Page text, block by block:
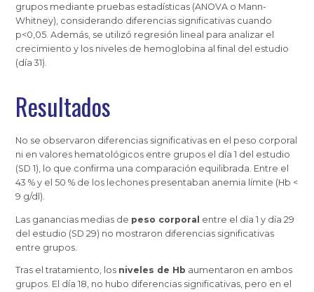
grupos mediante pruebas estadísticas (ANOVA o Mann-
Whitney), considerando diferencias significativas cuando
p<0,05. Además, se utilizó regresión lineal para analizar el
crecimiento y los niveles de hemoglobina al final del estudio
(día 31).
Resultados
No se observaron diferencias significativas en el peso corporal
ni en valores hematológicos entre grupos el día 1 del estudio
(SD 1), lo que confirma una comparación equilibrada. Entre el
43 % y el 50 % de los lechones presentaban anemia límite (Hb <
9 g/dl).
Las ganancias medias de peso corporal entre el día 1 y día 29
del estudio (SD 29) no mostraron diferencias significativas
entre grupos.
Tras el tratamiento, los niveles de Hb aumentaron en ambos
grupos. El día 18, no hubo diferencias significativas, pero en el